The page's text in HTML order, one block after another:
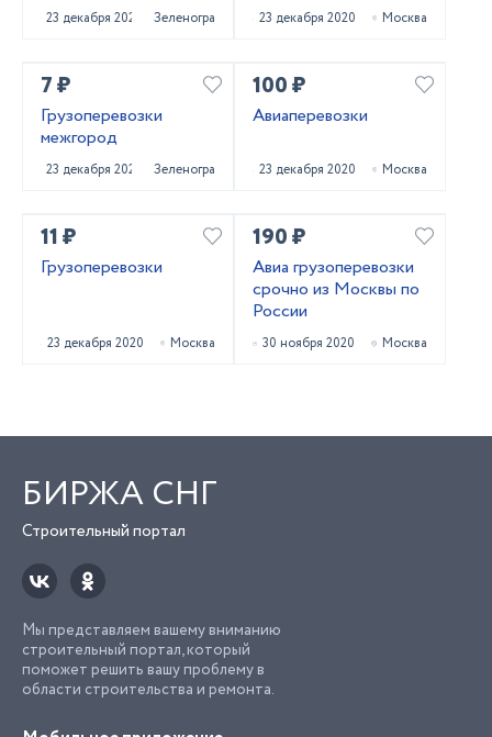
23 декабря 2020 Зеленоград 23 декабря 2020 Москва
7 ₽
Грузоперевозки
межгород
23 декабря 2020 Зеленоград
100 ₽
Авиаперевозки
23 декабря 2020 Москва
11 ₽
Грузоперевозки
23 декабря 2020 Москва
190 ₽
Авиа грузоперевозки
срочно из Москвы по
России
30 ноября 2020 Москва
БИРЖА СНГ
Строительный портал
Мы представляем вашему вниманию
строительный портал, который
поможет решить вашу проблему в
области строительства и ремонта.